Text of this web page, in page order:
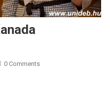
0 Comments